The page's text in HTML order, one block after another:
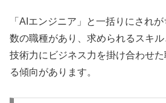
「AIエンジニア」と一括りにされ
数の職種があり、求められるスキル
技術力にビジネス力を掛け合わせ
る傾向があります。